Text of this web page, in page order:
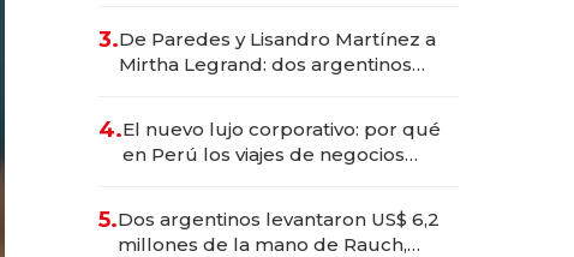
marcas "fast premium"
3.De Paredes y Lisandro Martínez a
Mirtha Legrand: dos argentinos
4.El nuevo lujo corporativo: por qué
en Perú los viajes de negocios
transformadoras
5.Dos argentinos levantaron US$ 6,2
millones de la mano de Rauch,